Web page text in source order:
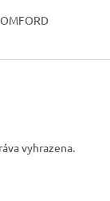
vyhrazena.